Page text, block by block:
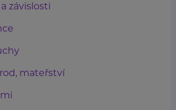
závislosti
mateřství